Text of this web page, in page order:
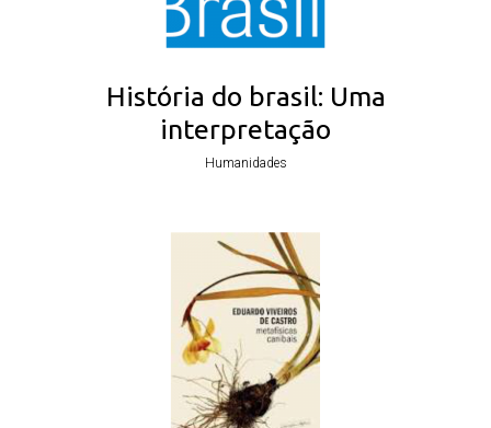
História do brasil: Uma
interpretação
Humanidades